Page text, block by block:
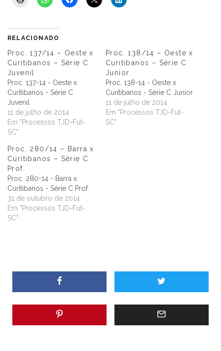
RELACIONADO
Proc. 137/14 – Oeste x
Curitibanos – Série C
Juvenil
Proc. 137-14 - Oeste x
Curitibanos - Série C
Juvenil
11 de julho de 2014
Em "Processos TJD-Fut-
SC"
Proc. 138/14 – Oeste x
Curitibanos – Série C
Junior
Proc. 138-14 - Oeste x
Curitibanos - Série C Junior
11 de julho de 2014
Em "Processos TJD-Fut-
SC"
Proc. 280/14 – Barra x
Curitibanos – Série C
Prof.
Proc. 280-14 - Barra x
Curitibanos - Série C Prof.
31 de outubro de 2014
Em "Processos TJD-Fut-
SC"